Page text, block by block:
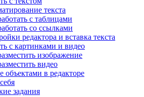
текста
с таблицами
со ссылками
редактора и вставка текста
с картинками и видео
изображение
видео
объектами в редакторе
задания